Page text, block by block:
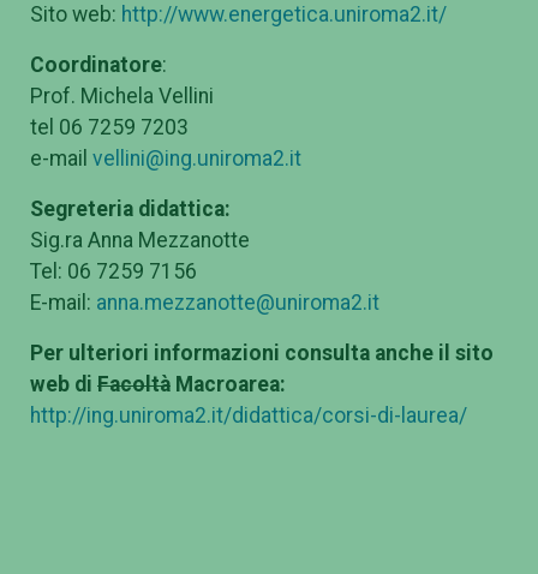
Sito web: http://www.energetica.uniroma2.it/
Coordinatore:
Prof. Michela Vellini
tel 06 7259 7203
e-mail vellini@ing.uniroma2.it
Segreteria didattica:
Sig.ra Anna Mezzanotte
Tel: 06 7259 7156
E-mail: anna.mezzanotte@uniroma2.it
Per ulteriori informazioni consulta anche il sito
web di Facoltà Macroarea:
http://ing.uniroma2.it/didattica/corsi-di-laurea/